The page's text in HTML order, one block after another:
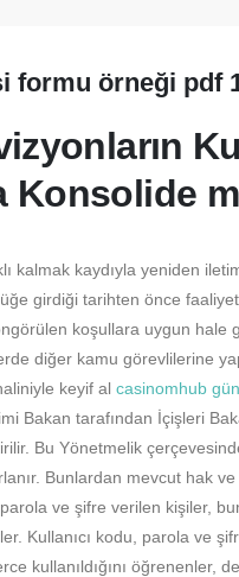
formu örneği pdf
Konsolide
kalmak kaydıyla yeniden
girdiği tarihten önce
koşullara uygun hale
diğer kamu görevlilerine
keyif al casinomhub
Bakan tarafından İçişleri
Bu Yönetmelik
Bunlardan mevcut hak
ve şifre verilen kişiler,
Kullanıcı kodu, parola ve
kullanıldığını öğrenenler,